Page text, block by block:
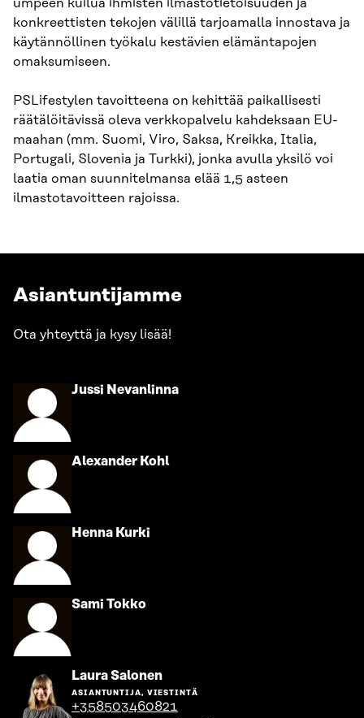
umpeen kuilua ihmisten ilmastotietoisuuden ja
konkreettisten tekojen välillä tarjoamalla innostava ja
käytännöllinen työkalu kestävien elämäntapojen
omaksumiseen.
PSLifestylen tavoitteena on kehittää paikallisesti
räätälöitävissä oleva verkkopalvelu kahdeksaan EU-
maahan (mm. Suomi, Viro, Saksa, Kreikka, Italia,
Portugali, Slovenia ja Turkki), jonka avulla yksilö voi
laatia oman suunnitelmansa elää 1,5 asteen
ilmastotavoitteen rajoissa.
Asiantuntijamme
Ota yhteyttä ja kysy lisää!
Jussi NevanlinnaSiirry
Alexander KohlSiirry
Henna Kurki
Sami TokkoSiirry
Laura SalonenSiirry
henkilön
sivulle
ASIANTUNTIJA, VIESTINTÄ
+358503460821